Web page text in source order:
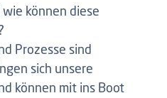
können diese
Prozesse sind
sich unsere
können mit ins Boot